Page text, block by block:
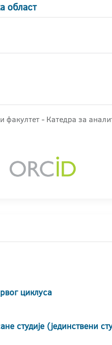
област
факултет - Катедра за
циклуса
студије (јединствени